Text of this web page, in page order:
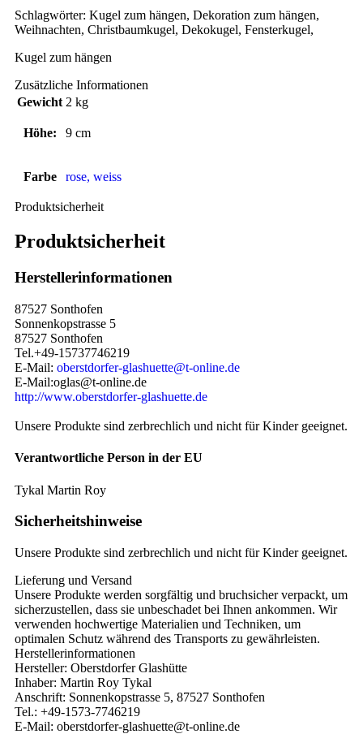
Schlagwörter: Kugel zum hängen, Dekoration zum hängen,
Weihnachten, Christbaumkugel, Dekokugel, Fensterkugel,
Kugel zum hängen
Zusätzliche Informationen
Gewicht 2 kg
Höhe: 9 cm
Farbe rose, weiss
Produktsicherheit
Produktsicherheit
Herstellerinformationen
87527 Sonthofen
Sonnenkopstrasse 5
87527 Sonthofen
Tel.+49-15737746219
E-Mail: oberstdorfer-glashuette@t-online.de
E-Mail:oglas@t-online.de
http://www.oberstdorfer-glashuette.de
Unsere Produkte sind zerbrechlich und nicht für Kinder geeignet.
Verantwortliche Person in der EU
Tykal Martin Roy
Sicherheitshinweise
Unsere Produkte sind zerbrechlich und nicht für Kinder geeignet.
Lieferung und Versand
Unsere Produkte werden sorgfältig und bruchsicher verpackt, um
sicherzustellen, dass sie unbeschadet bei Ihnen ankommen. Wir
verwenden hochwertige Materialien und Techniken, um
optimalen Schutz während des Transports zu gewährleisten.
Herstellerinformationen
Hersteller: Oberstdorfer Glashütte
Inhaber: Martin Roy Tykal
Anschrift: Sonnenkopstrasse 5, 87527 Sonthofen
Tel.: +49-1573-7746219
E-Mail: oberstdorfer-glashuette@t-online.de